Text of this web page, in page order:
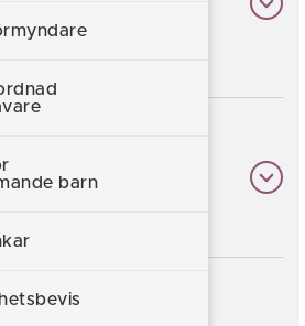
barn
det är dags att
förändringar i